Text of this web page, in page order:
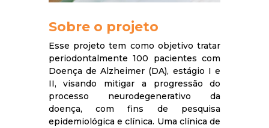
Sobre o projeto
Esse projeto tem como objetivo tratar
periodontalmente 100 pacientes com
Doença de Alzheimer (DA), estágio I e
II, visando mitigar a progressão do
processo neurodegenerativo da
doença, com fins de pesquisa
epidemiológica e clínica. Uma clínica de